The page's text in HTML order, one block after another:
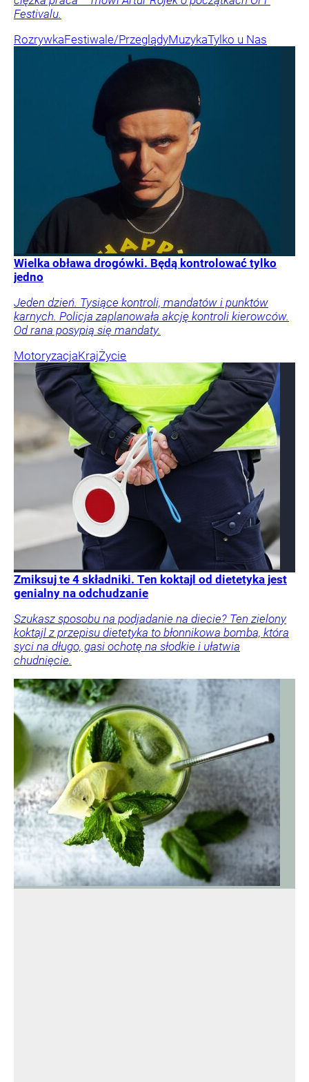
Festivalu.
RozrywkaFestiwale/PrzeglądyMuzykaTylko u Nas
Wielka obława drogówki. Będą kontrolować tylko
jedno
Jeden dzień. Tysiące kontroli, mandatów i punktów
karnych. Policja zaplanowała akcję kontroli kierowców.
Od rana posypią się mandaty.
MotoryzacjaKrajŻycie
Zmiksuj te 4 składniki. Ten koktajl od dietetyka jest
genialny na odchudzanie
Szukasz sposobu na podjadanie na diecie? Ten zielony
koktajl z przepisu dietetyka to błonnikowa bomba, która
syci na długo, gasi ochotę na słodkie i ułatwia
chudnięcie.